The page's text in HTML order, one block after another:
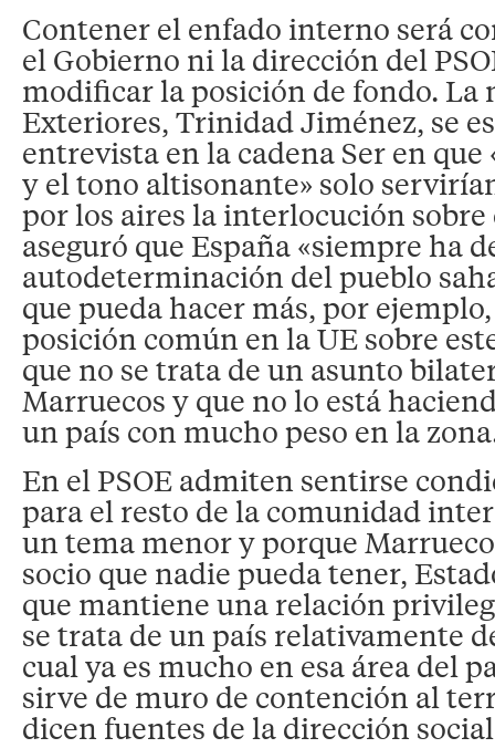
Contener el enfado interno será
el Gobierno ni la dirección del
modificar la posición de fondo. La
Exteriores, Trinidad Jiménez, se
entrevista en la cadena Ser en
y el tono altisonante» solo
por los aires la interlocución sobre
aseguró que España «siempre ha
autodeterminación del pueblo
que pueda hacer más, por
posición común en la UE sobre
que no se trata de un asunto
Marruecos y que no lo está
un país con mucho peso en la
En el PSOE admiten sentirse
para el resto de la comunidad
un tema menor y porque
socio que nadie pueda tener,
que mantiene una relación
se trata de un país relativamente
cual ya es mucho en esa área del
sirve de muro de contención al
dicen fuentes de la dirección